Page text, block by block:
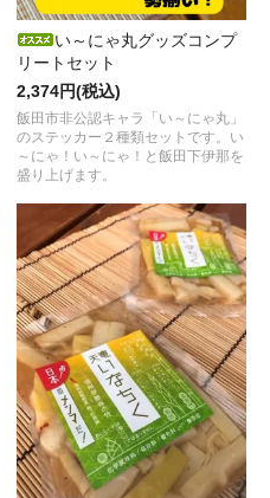
い～にゃ丸グッズコンプ
リートセット
2,374円(税込)
飯田市非公認キャラ「い～にゃ丸」
のステッカー２種類セットです。い
～にゃ！い～にゃ！と飯田下伊那を
盛り上げます。